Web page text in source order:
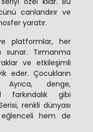
canlandırır ve
yaratır.
platformlar, her
sunar. Tırmanma
ve etkileşimli
eder. Çocukların
denge,
farkındalık gibi
renkli dünyası
hem de